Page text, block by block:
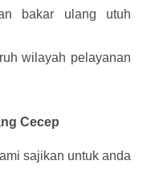
bakar ulang utuh
wilayah pelayanan
Cecep
sajikan untuk anda